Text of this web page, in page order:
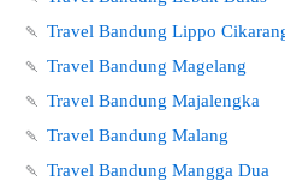
🍡 Travel Bandung Lippo
🍡 Travel Bandung Magelang
🍡 Travel Bandung Majalengka
🍡 Travel Bandung Malang
🍡 Travel Bandung Mangga Dua